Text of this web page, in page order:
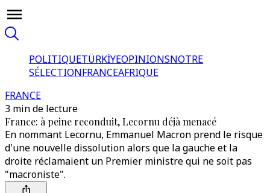
POLITIQUETÜRKİYEOPINIONSNOTRE
SÉLECTIONFRANCEAFRIQUE
FRANCE
3 min de lecture
France: à peine reconduit, Lecornu déjà menacé
En nommant Lecornu, Emmanuel Macron prend le risque
d'une nouvelle dissolution alors que la gauche et la
droite réclamaient un Premier ministre qui ne soit pas
"macroniste".